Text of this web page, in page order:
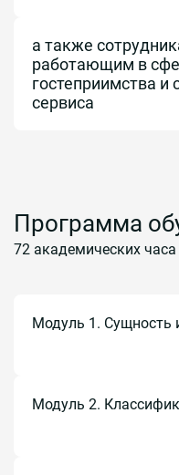
а также
работающим в
гостеприимства и
сервиса
Программа
72 академических часа
Модуль 1. Сущность
экскурсовод, цели и
Модуль 2.